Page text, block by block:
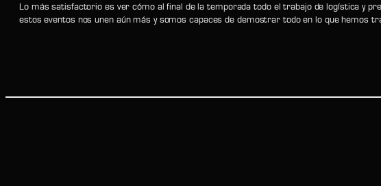
Lo más satisfactorio es ver cómo al final de la temporada todo el trabajo de logística y
estos eventos nos unen aún más y somos capaces de demostrar todo en lo que hemos